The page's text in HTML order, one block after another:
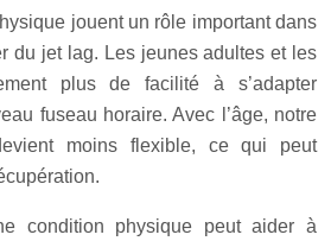
jouent un rôle important dans
du jet lag. Les jeunes adultes et les
plus de facilité à s’adapter
fuseau horaire. Avec l’âge, notre
moins flexible, ce qui peut
condition physique peut aider à